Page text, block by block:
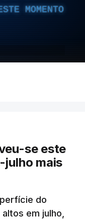
MOMENTO
se este
julho mais
do
em julho,